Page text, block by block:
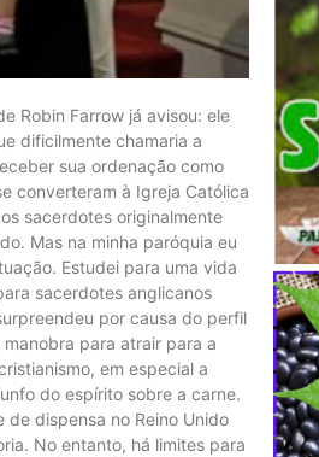
Robin Farrow já avisou: ele
dificilmente chamaria a
sua ordenação como
converteram à Igreja Católica
sacerdotes originalmente
Mas na minha paróquia eu
Estudei para uma vida
sacerdotes anglicanos
por causa do perfil
para atrair para a
em especial a
do espírito sobre a carne.
dispensa no Reino Unido
No entanto, há limites para